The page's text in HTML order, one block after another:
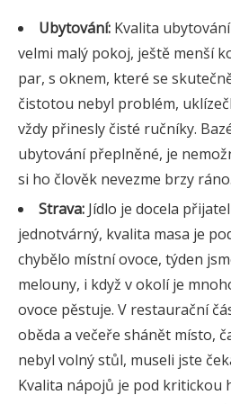
Ubytování: Kvalita
velmi malý pokoj, ještě menší
par, s oknem, které se
čistotou nebyl problém,
vždy přinesly čisté ručníky.
ubytování přeplněné, je
si ho člověk nevezme brzy ráno.
Strava: Jídlo je docela
jednotvárný, kvalita masa je
chybělo místní ovoce, týden
melouny, i když v okolí je
ovoce pěstuje. V restaurační
oběda a večeře shánět místo,
nebyl volný stůl, museli jste
Kvalita nápojů je pod kritickou